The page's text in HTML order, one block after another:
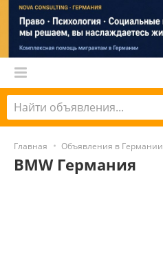
Главная Объявления в Германии
BMW Германия